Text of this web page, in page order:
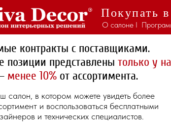
Покупать
О салоне I
контракты с поставщиками.
позиции представлены только у
менее 10% от ассортимента.
салон, в котором можете увидеть более
и воспользоваться бесплатными
и технических специалистов.